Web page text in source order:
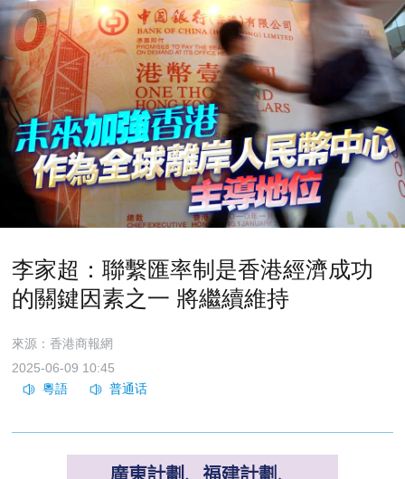
李家超：聯繫匯率制是香港經濟成功
的關鍵因素之一 將繼續維持
來源：香港商報網
2025-06-09 10:45